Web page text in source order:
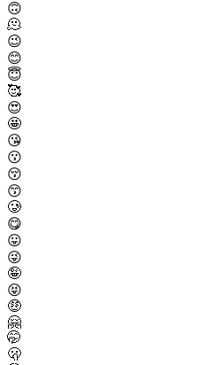
🙃
🫠
😉
😊
😇
🥰
😍
🤩
😘
😗
😚
😙
🥲
😋
😛
😜
🤪
😝
🤑
🤗
🤭
🫢